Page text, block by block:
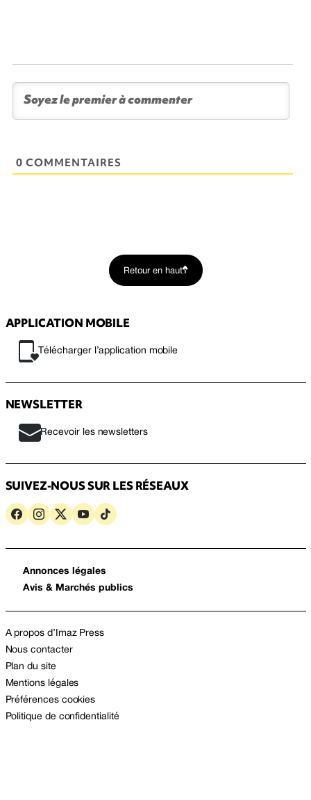
0 COMMENTAIRES
Retour en haut
APPLICATION MOBILE
Télécharger l’application mobile
NEWSLETTER
Recevoir les newsletters
SUIVEZ-NOUS SUR LES RÉSEAUX
Annonces légales
Avis & Marchés publics
A propos d’Imaz Press
Nous contacter
Plan du site
Mentions légales
Préférences cookies
Politique de confidentialité